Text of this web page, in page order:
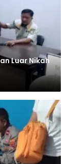
Luar Nikah